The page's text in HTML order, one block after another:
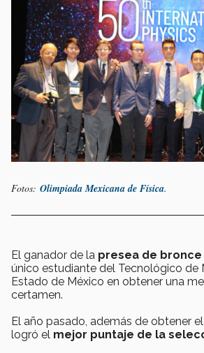
Fotos: Olimpiada Mexicana de Física.
El ganador de la presea de bronce
único estudiante del Tecnológico de
Estado de México en obtener una
certamen.
El año pasado, además de obtener
logró el mejor puntaje de la